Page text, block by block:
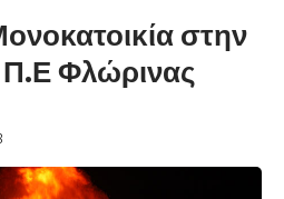
στην
Φλώρινας